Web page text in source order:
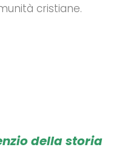
cristiane.
della storia